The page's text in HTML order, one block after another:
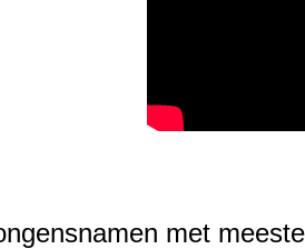
met